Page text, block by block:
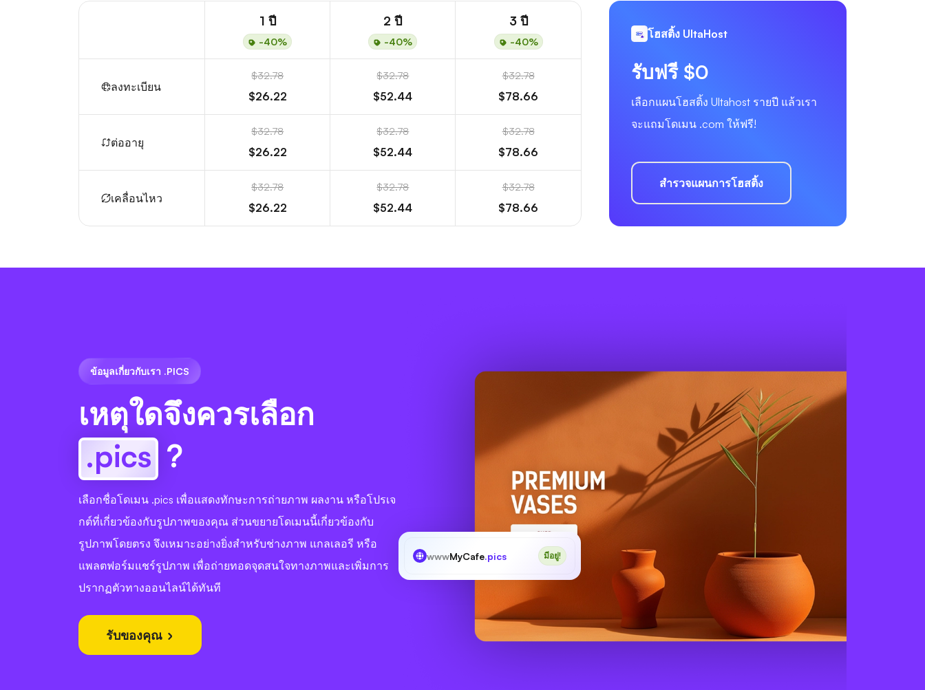
1 ปี
-40%
2 ปี
-40%
3 ปี
-40%
ลงทะเบียน
$32.78
$26.22
$32.78
$52.44
$32.78
$78.66
ต่ออายุ
$32.78
$26.22
$32.78
$52.44
$32.78
$78.66
เคลื่อนไหว
$32.78
$26.22
$32.78
$52.44
$32.78
$78.66
โฮสติ้ง UltaHost
รับฟรี $0
เลือกแผนโฮสติ้ง Ultahost รายปี แล้วเรา
จะแถมโดเมน .com ให้ฟรี!
สำรวจแผนการโฮสติ้ง
ข้อมูลเกี่ยวกับเรา .PICS
เหตุใดจึงควรเลือก
.pics ?
เลือกชื่อโดเมน .pics เพื่อแสดงทักษะการถ่ายภาพ ผลงาน หรือโปรเจ
กต์ที่เกี่ยวข้องกับรูปภาพของคุณ ส่วนขยายโดเมนนี้เกี่ยวข้องกับ
รูปภาพโดยตรง จึงเหมาะอย่างยิ่งสำหรับช่างภาพ แกลเลอรี หรือ
แพลตฟอร์มแชร์รูปภาพ เพื่อถ่ายทอดจุดสนใจทางภาพและเพิ่มการ
ปรากฏตัวทางออนไลน์ได้ทันที
รับของคุณ
wwwMyCafe.pics มีอยู่!